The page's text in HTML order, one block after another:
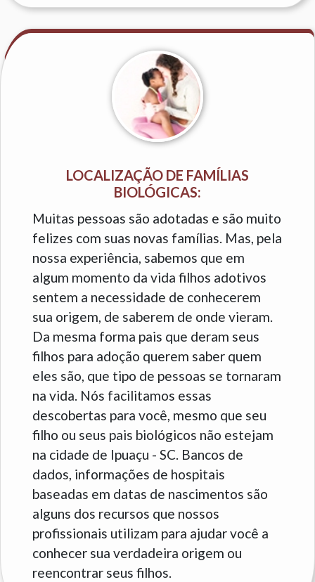
LOCALIZAÇÃO DE FAMÍLIAS
BIOLÓGICAS:
Muitas pessoas são adotadas e são muito
felizes com suas novas famílias. Mas, pela
nossa experiência, sabemos que em
algum momento da vida filhos adotivos
sentem a necessidade de conhecerem
sua origem, de saberem de onde vieram.
Da mesma forma pais que deram seus
filhos para adoção querem saber quem
eles são, que tipo de pessoas se tornaram
na vida. Nós facilitamos essas
descobertas para você, mesmo que seu
filho ou seus pais biológicos não estejam
na cidade de Ipuaçu - SC. Bancos de
dados, informações de hospitais
baseadas em datas de nascimentos são
alguns dos recursos que nossos
profissionais utilizam para ajudar você a
conhecer sua verdadeira origem ou
reencontrar seus filhos.